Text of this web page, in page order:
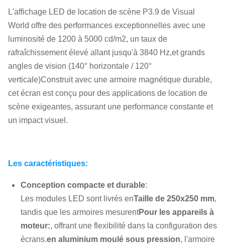
L'affichage LED de location de scène P3.9 de Visual
World offre des performances exceptionnelles avec une
luminosité de 1200 à 5000 cd/m2, un taux de
rafraîchissement élevé allant jusqu'à 3840 Hz,et grands
angles de vision (140° horizontale / 120°
verticale)Construit avec une armoire magnétique durable,
cet écran est conçu pour des applications de location de
scène exigeantes, assurant une performance constante et
un impact visuel.
Les caractéristiques:
Conception compacte et durable:
Les modules LED sont livrés enTaille de 250x250 mm,
tandis que les armoires mesurentPour les appareils à
moteur:, offrant une flexibilité dans la configuration des
écrans.en aluminium moulé sous pression, l'armoire